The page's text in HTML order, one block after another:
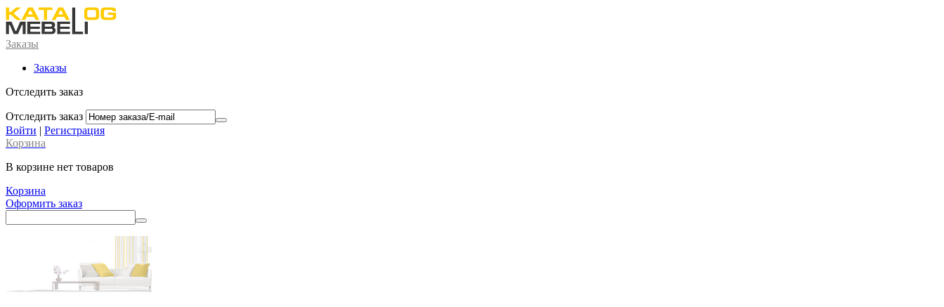
Заказы
Заказы
Отследить заказ
Отследить заказ
Войти | Регистрация
Корзина
В корзине нет товаров
Корзина
Оформить заказ